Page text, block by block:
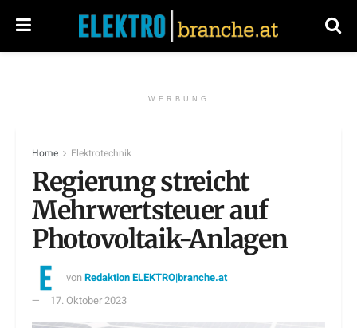
WERBUNG
Home Elektrotechnik
Regierung streicht
Mehrwertsteuer auf
Photovoltaik-Anlagen
vonRedaktion ELEKTRO|branche.at
17. Oktober 2023